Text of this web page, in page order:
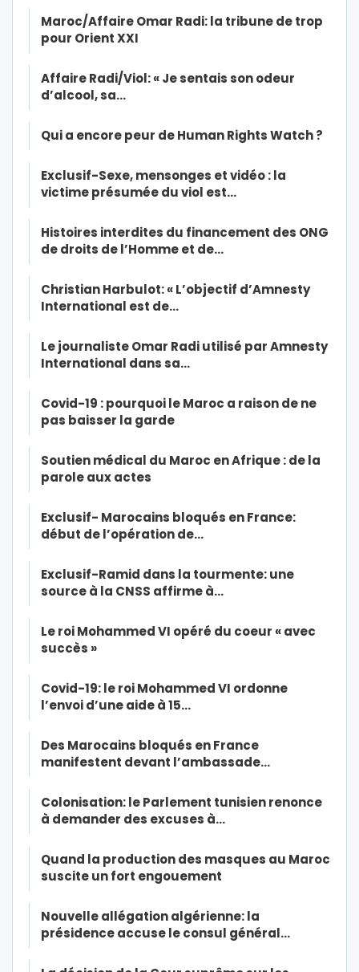
Maroc/Affaire Omar Radi: la tribune de trop
pour Orient XXI
Affaire Radi/Viol: « Je sentais son odeur
d’alcool, sa…
Qui a encore peur de Human Rights Watch ?
Exclusif-Sexe, mensonges et vidéo : la
victime présumée du viol est…
Histoires interdites du financement des ONG
de droits de l’Homme et de…
Christian Harbulot: « L’objectif d’Amnesty
International est de…
Le journaliste Omar Radi utilisé par Amnesty
International dans sa…
Covid-19 : pourquoi le Maroc a raison de ne
pas baisser la garde
Soutien médical du Maroc en Afrique : de la
parole aux actes
Exclusif- Marocains bloqués en France:
début de l’opération de…
Exclusif-Ramid dans la tourmente: une
source à la CNSS affirme à…
Le roi Mohammed VI opéré du coeur « avec
succès »
Covid-19: le roi Mohammed VI ordonne
l’envoi d’une aide à 15…
Des Marocains bloqués en France
manifestent devant l’ambassade…
Colonisation: le Parlement tunisien renonce
à demander des excuses à…
Quand la production des masques au Maroc
suscite un fort engouement
Nouvelle allégation algérienne: la
présidence accuse le consul général…